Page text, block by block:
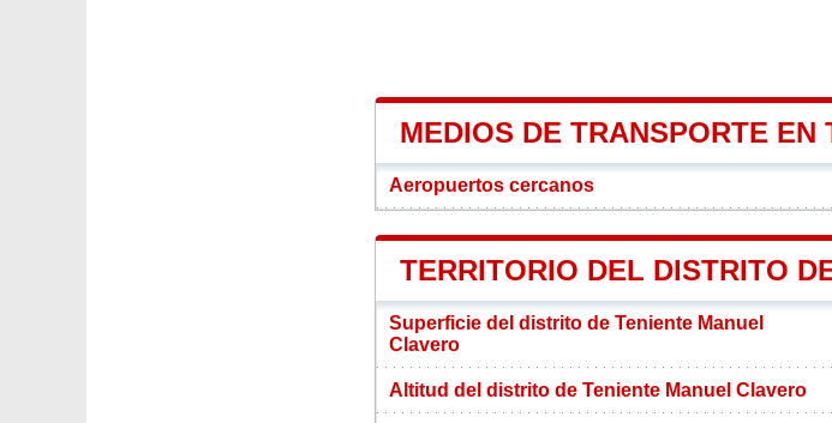
MEDIOS DE TRANSPORTE
Aeropuertos cercanos
TERRITORIO DEL DISTRITO
Superficie del distrito de Teniente Manuel
Clavero
Altitud del distrito de Teniente Manuel Clavero